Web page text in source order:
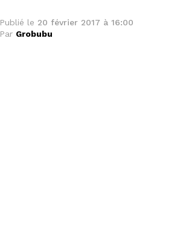
Publié le 20 février 2017 à 16:00
Par Grobubu